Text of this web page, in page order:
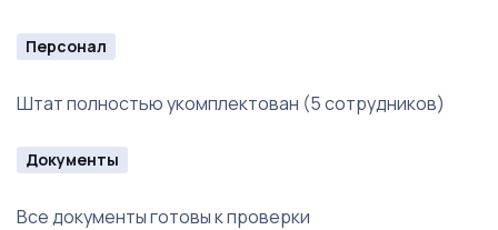
Персонал
Штат полностью укомплектован (5 сотрудников)
Документы
Все документы готовы к проверки